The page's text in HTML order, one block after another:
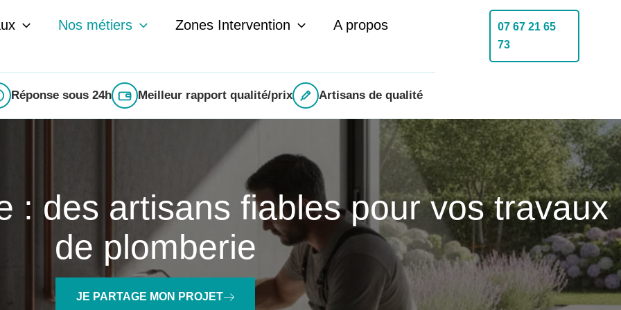
Nos métiers Zones Intervention
A propos
07 67 21 65
73
Réponse sous 24h Meilleur rapport qualité/prix Artisans de qualité
: des artisans fiables pour vos travaux
de plomberie
JE PARTAGE MON PROJET